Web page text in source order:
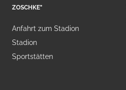
ZOSCHKE"
Anfahrt zum Stadion
Stadion
Sportstätten